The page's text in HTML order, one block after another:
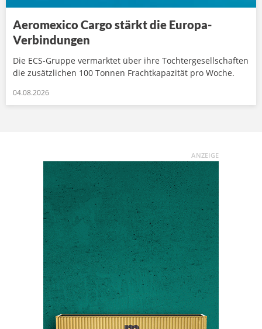
Aeromexico Cargo stärkt die Europa-
Verbindungen
Die ECS-Gruppe vermarktet über ihre Tochtergesellschaften
die zusätzlichen 100 Tonnen Frachtkapazität pro Woche.
04.08.2026
ANZEIGE